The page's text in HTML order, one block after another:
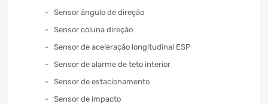
Sensor ângulo de direção
Sensor coluna direção
Sensor de aceleração longitudinal ESP
Sensor de alarme de teto interior
Sensor de estacionamento
Sensor de impacto